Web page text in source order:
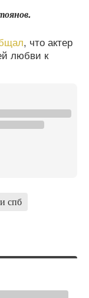
, что актер
любви к
спб